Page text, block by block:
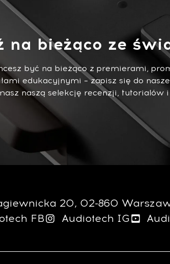
na bieżąco ze
być na bieżąco z premierami,
edukacyjnymi – zapisz się do
naszą selekcję recenzji, tutorialów
20, 02-860
FB
Audiotech IG